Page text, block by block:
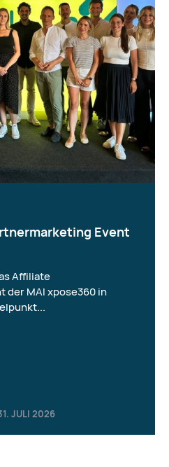
Event
JULI 2026
Affiliate
der MAI xpose360 in